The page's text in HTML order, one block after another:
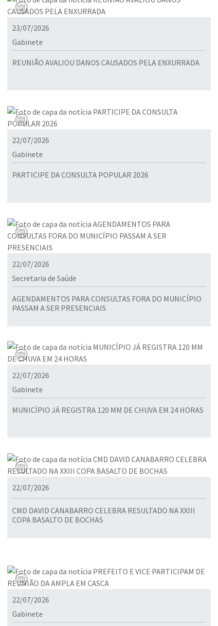
23/07/2026
Gabinete
REUNIÃO AVALIOU DANOS CAUSADOS PELA ENXURRADA
22/07/2026
Gabinete
PARTICIPE DA CONSULTA POPULAR 2026
22/07/2026
Secretaria de Saúde
AGENDAMENTOS PARA CONSULTAS FORA DO MUNICÍPIO
PASSAM A SER PRESENCIAIS
22/07/2026
Gabinete
MUNICÍPIO JÁ REGISTRA 120 MM DE CHUVA EM 24 HORAS
22/07/2026
CMD DAVID CANABARRO CELEBRA RESULTADO NA XXIII
COPA BASALTO DE BOCHAS
22/07/2026
Gabinete